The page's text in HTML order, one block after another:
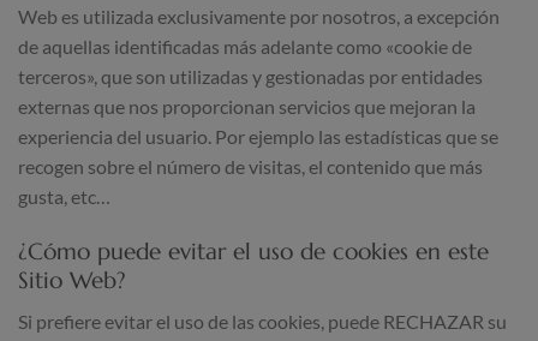
Web es utilizada exclusivamente por nosotros, a excepción
de aquellas identificadas más adelante como «cookie de
terceros», que son utilizadas y gestionadas por entidades
externas que nos proporcionan servicios que mejoran la
experiencia del usuario. Por ejemplo las estadísticas que se
recogen sobre el número de visitas, el contenido que más
gusta, etc…
¿Cómo puede evitar el uso de cookies en este
Sitio Web?
Si prefiere evitar el uso de las cookies, puede RECHAZAR su